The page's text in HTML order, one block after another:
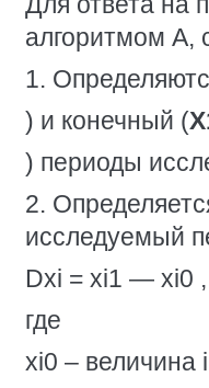
алгоритмом А,
1.
) и конечный (
) периоды
2.
исследуемый
Dxi = xi1 — xi0 ,
где
хi0 – величина